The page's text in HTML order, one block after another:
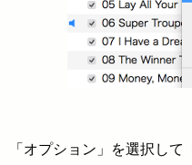
「オプション」を選択し